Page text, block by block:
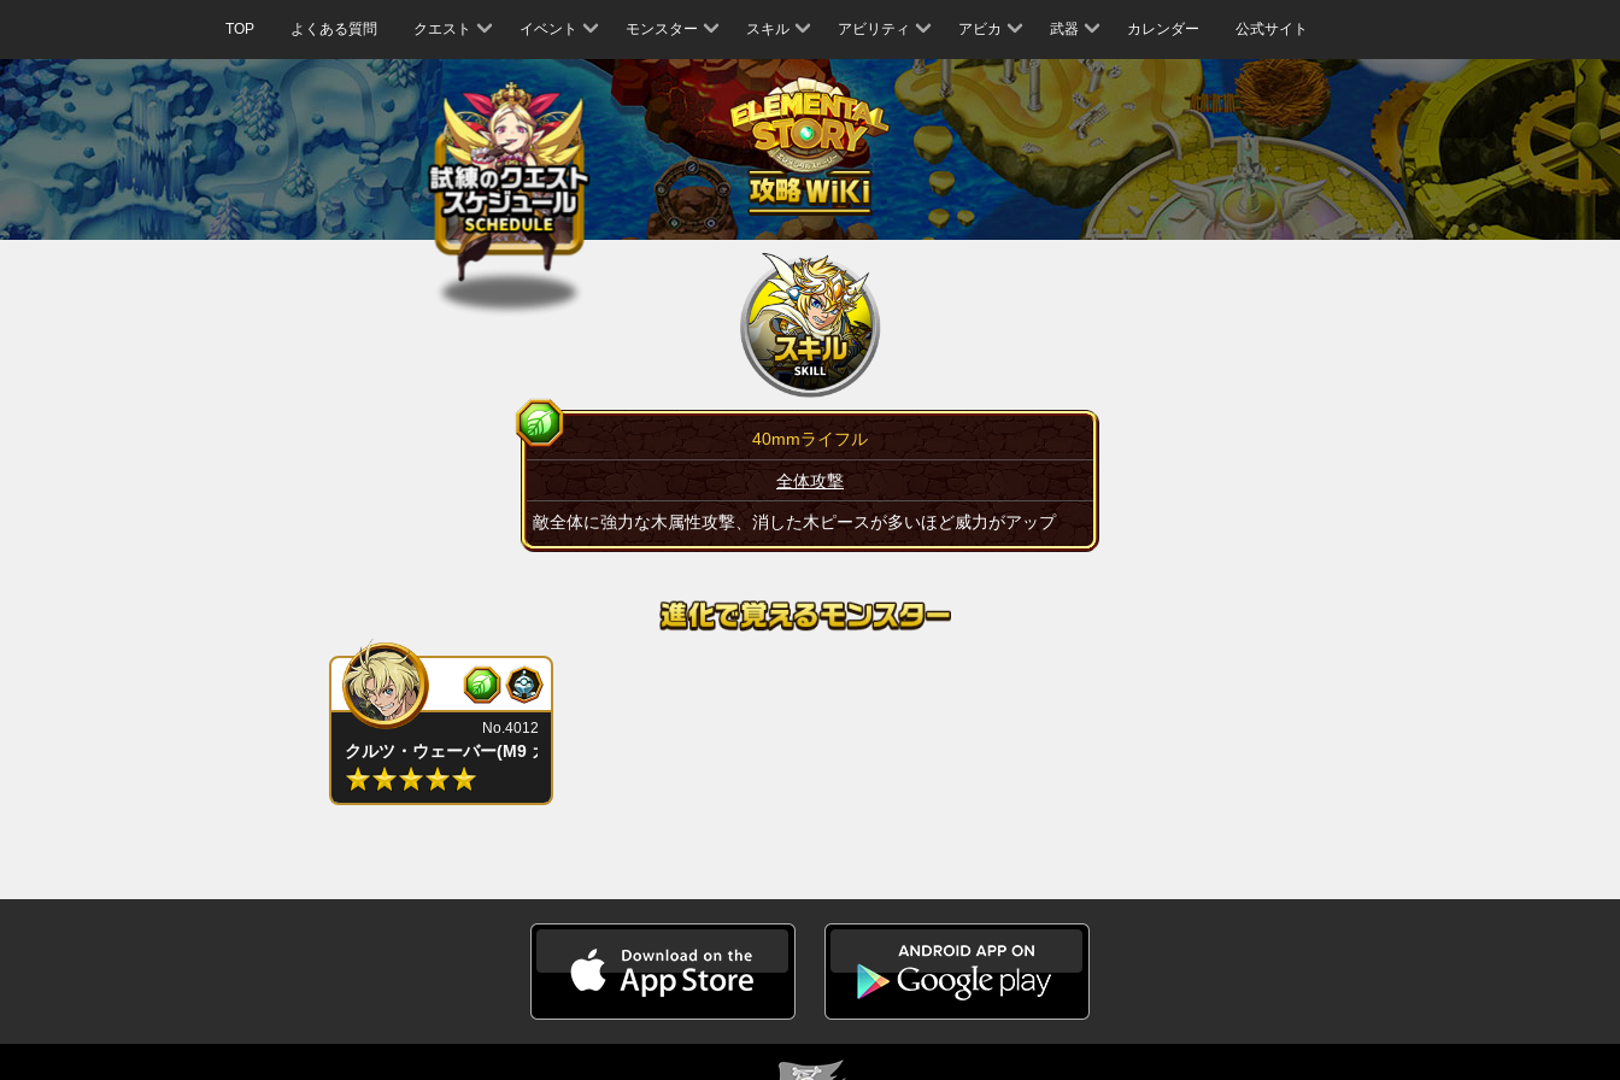
TOP よくある質問 クエスト イベント モンスター スキル アビリティ アビカ 武器 カレンダー 公式サイト
40mmライフル
全体攻撃
敵全体に強力な木属性攻撃、消した木ピースが多いほど威力がアップ
クルツ・ウェーバー(M9 ガーンズバック)
No.4012